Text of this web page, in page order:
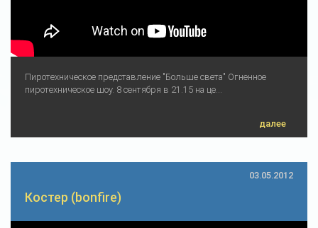
Пиротехническое представление "Больше света" Огненное
пиротехническое шоу. 8 сентября в 21.15 на це...
далее
03.05.2012
Костер (bonfire)